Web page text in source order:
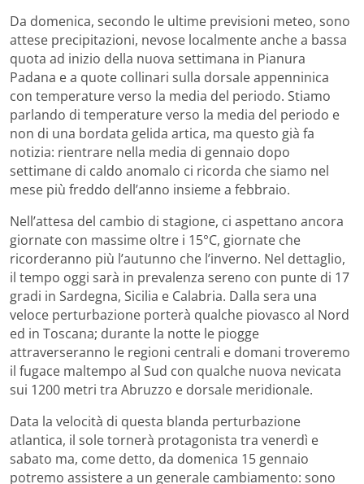
Da domenica, secondo le ultime previsioni meteo, sono
attese precipitazioni, nevose localmente anche a bassa
quota ad inizio della nuova settimana in Pianura
Padana e a quote collinari sulla dorsale appenninica
con temperature verso la media del periodo. Stiamo
parlando di temperature verso la media del periodo e
non di una bordata gelida artica, ma questo già fa
notizia: rientrare nella media di gennaio dopo
settimane di caldo anomalo ci ricorda che siamo nel
mese più freddo dell’anno insieme a febbraio.
Nell’attesa del cambio di stagione, ci aspettano ancora
giornate con massime oltre i 15°C, giornate che
ricorderanno più l’autunno che l’inverno. Nel dettaglio,
il tempo oggi sarà in prevalenza sereno con punte di 17
gradi in Sardegna, Sicilia e Calabria. Dalla sera una
veloce perturbazione porterà qualche piovasco al Nord
ed in Toscana; durante la notte le piogge
attraverseranno le regioni centrali e domani troveremo
il fugace maltempo al Sud con qualche nuova nevicata
sui 1200 metri tra Abruzzo e dorsale meridionale.
Data la velocità di questa blanda perturbazione
atlantica, il sole tornerà protagonista tra venerdì e
sabato ma, come detto, da domenica 15 gennaio
potremo assistere a un generale cambiamento: sono